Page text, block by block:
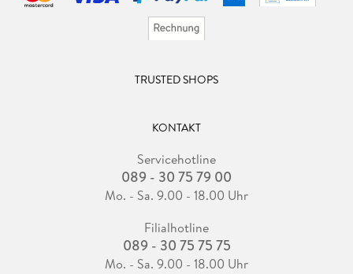
TRUSTED SHOPS
KONTAKT
Servicehotline
089 - 30 75 79 00
Mo. - Sa. 9.00 - 18.00 Uhr
Filialhotline
089 - 30 75 75 75
Mo. - Sa. 9.00 - 18.00 Uhr